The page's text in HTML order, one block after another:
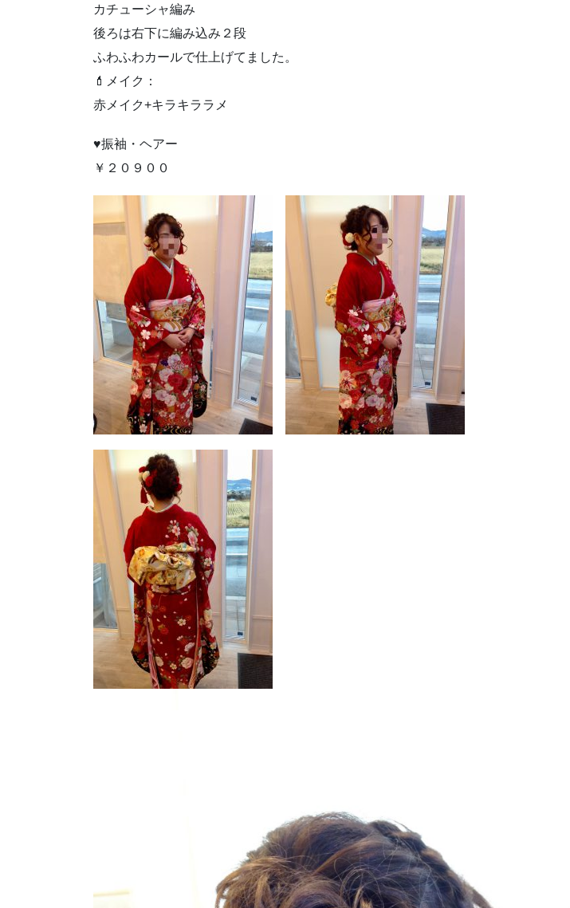
カチューシャ編み
後ろは右下に編み込み２段
ふわふわカールで仕上げてました。
💄メイク：
赤メイク+キラキララメ
♥振袖・ヘアー
￥２０９００